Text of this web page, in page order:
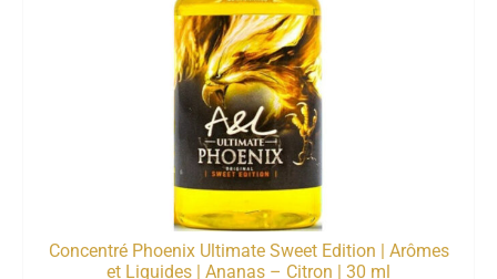
Concentré Phoenix Ultimate Sweet Edition | Arômes
et Liquides | Ananas – Citron | 30 ml